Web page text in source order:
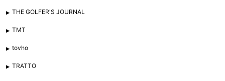
THE GOLFER'S JOURNAL
TMT
tovho
TRATTO